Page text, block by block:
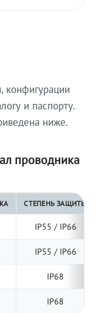
конфигурации
и паспорту.
ниже.
проводника
СТЕПЕНЬ ЗАЩИТЫ
IP55 / IP66
IP55 / IP66
IP68
IP68